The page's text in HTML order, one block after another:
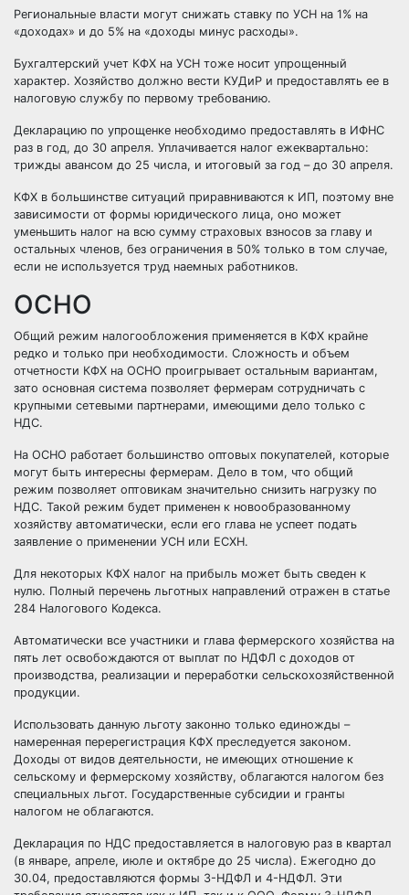
Региональные власти могут снижать ставку по УСН на 1% на
«доходах» и до 5% на «доходы минус расходы».
Бухгалтерский учет КФХ на УСН тоже носит упрощенный
характер. Хозяйство должно вести КУДиР и предоставлять ее в
налоговую службу по первому требованию.
Декларацию по упрощенке необходимо предоставлять в ИФНС
раз в год, до 30 апреля. Уплачивается налог ежеквартально:
трижды авансом до 25 числа, и итоговый за год – до 30 апреля.
КФХ в большинстве ситуаций приравниваются к ИП, поэтому вне
зависимости от формы юридического лица, оно может
уменьшить налог на всю сумму страховых взносов за главу и
остальных членов, без ограничения в 50% только в том случае,
если не используется труд наемных работников.
ОСНО
Общий режим налогообложения применяется в КФХ крайне
редко и только при необходимости. Сложность и объем
отчетности КФХ на ОСНО проигрывает остальным вариантам,
зато основная система позволяет фермерам сотрудничать с
крупными сетевыми партнерами, имеющими дело только с
НДС.
На ОСНО работает большинство оптовых покупателей, которые
могут быть интересны фермерам. Дело в том, что общий
режим позволяет оптовикам значительно снизить нагрузку по
НДС. Такой режим будет применен к новообразованному
хозяйству автоматически, если его глава не успеет подать
заявление о применении УСН или ЕСХН.
Для некоторых КФХ налог на прибыль может быть сведен к
нулю. Полный перечень льготных направлений отражен в статье
284 Налогового Кодекса.
Автоматически все участники и глава фермерского хозяйства на
пять лет освобождаются от выплат по НДФЛ с доходов от
производства, реализации и переработки сельскохозяйственной
продукции.
Использовать данную льготу законно только единожды –
намеренная перерегистрация КФХ преследуется законом.
Доходы от видов деятельности, не имеющих отношение к
сельскому и фермерскому хозяйству, облагаются налогом без
специальных льгот. Государственные субсидии и гранты
налогом не облагаются.
Декларация по НДС предоставляется в налоговую раз в квартал
(в январе, апреле, июле и октябре до 25 числа). Ежегодно до
30.04, предоставляются формы 3-НДФЛ и 4-НДФЛ. Эти